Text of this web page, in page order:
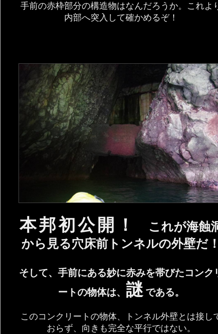
手前の赤枠部分の構造物はなんだろうか。これよ
内部へ突入して確かめるぞ！
本邦初公開！
これが海蝕
から見る穴床前トンネルの外壁だ
そして、手前にある妙に赤みを帯びたコンク
ートの物体は、 謎 である。
このコンクリートの物体、トンネル外壁とは接し
おらず、向きも完全な平行ではない。